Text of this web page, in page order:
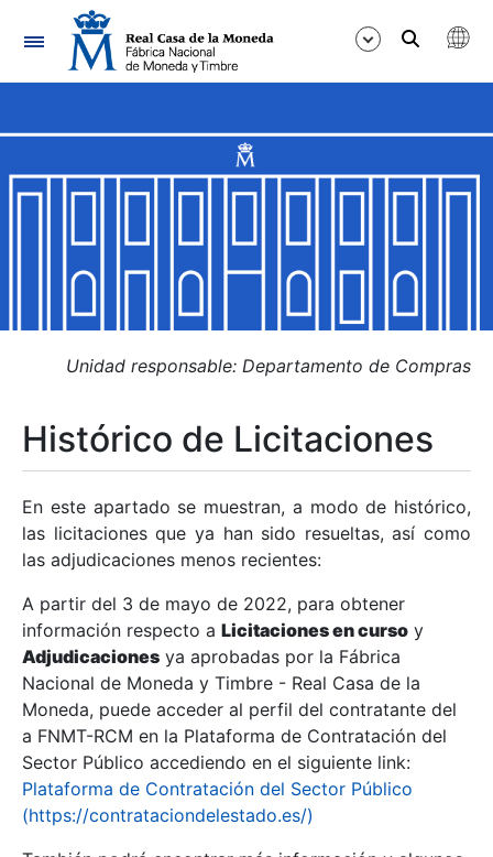
Navegación
Mostrar/Ocultar
Mostrar/Ocultar
Mostrar/Ocultar
Mostrar/Ocultar
Mostrar/Ocultar
Mostrar/Ocultar
Unidad responsable: Departamento de Compras
Histórico de Licitaciones
En este apartado se muestran, a modo de histórico,
las licitaciones que ya han sido resueltas, así como
las adjudicaciones menos recientes:
A partir del 3 de mayo de 2022, para obtener
información respecto a Licitaciones en curso y
Adjudicaciones ya aprobadas por la Fábrica
Nacional de Moneda y Timbre - Real Casa de la
Moneda, puede acceder al perfil del contratante del
a FNMT-RCM en la Plataforma de Contratación del
Sector Público accediendo en el siguiente link:
Plataforma de Contratación del Sector Público
(https://contrataciondelestado.es/)